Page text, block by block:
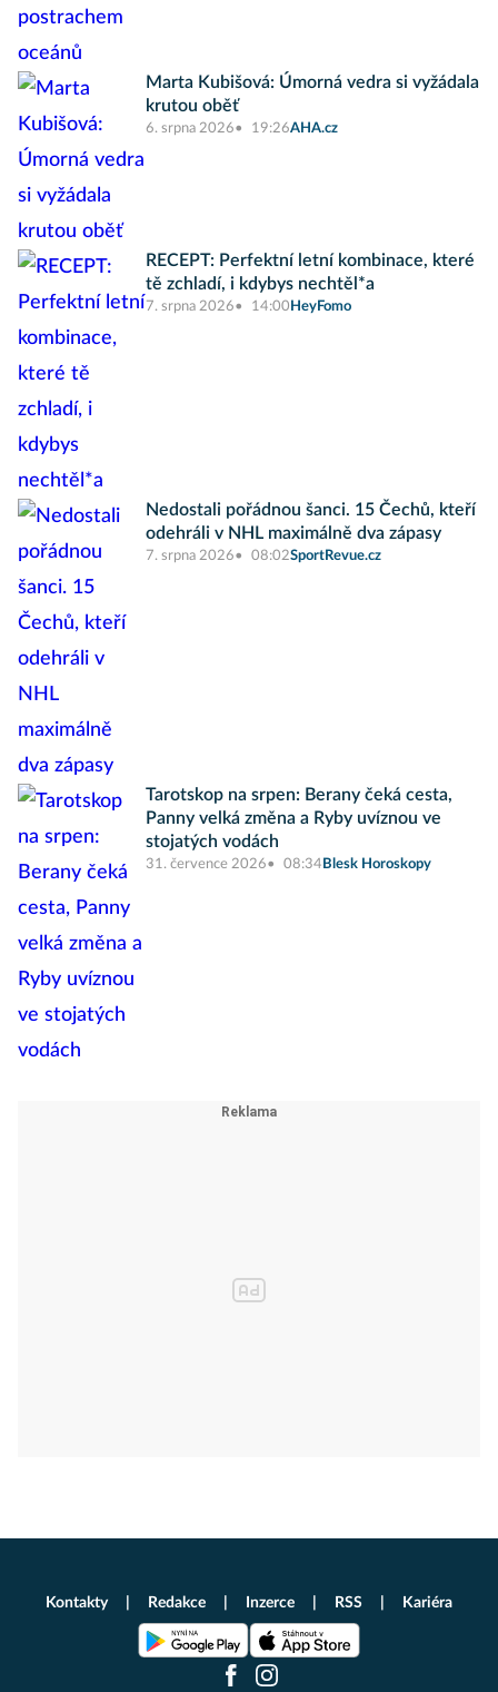
Marta Kubišová: Úmorná vedra si vyžádala
krutou oběť
6. srpna 2026 19:26AHA.cz
RECEPT: Perfektní letní kombinace, které
tě zchladí, i kdybys nechtěl*a
7. srpna 2026 14:00 HeyFomo
Nedostali pořádnou šanci. 15 Čechů, kteří
odehráli v NHL maximálně dva zápasy
7. srpna 2026 08:02SportRevue.cz
Tarotskop na srpen: Berany čeká cesta,
Panny velká změna a Ryby uvíznou ve
stojatých vodách
31. července 2026 08:34 Blesk Horoskopy
Kontakty Redakce Inzerce RSS Kariéra